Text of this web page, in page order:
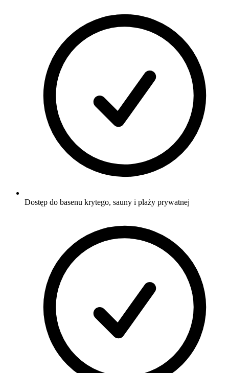
Dostęp do basenu krytego, sauny i plaży prywatnej